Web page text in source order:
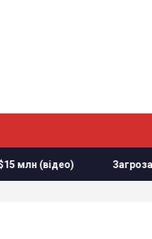
Загроза для